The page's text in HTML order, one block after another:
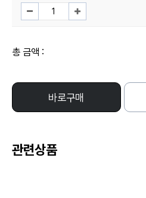
총 금액 :
바로구매
관련상품